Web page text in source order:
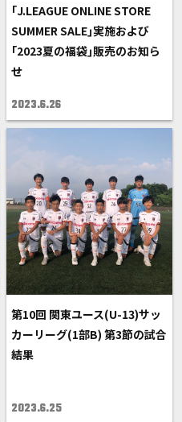
｢J.LEAGUE ONLINE STORE
SUMMER SALE｣実施および
｢2023夏の福袋｣販売のお知ら
せ
2023.6.26
第10回 関東ユース(U-13)サッ
カーリーグ(1部B) 第3節の試合
結果
2023.6.25